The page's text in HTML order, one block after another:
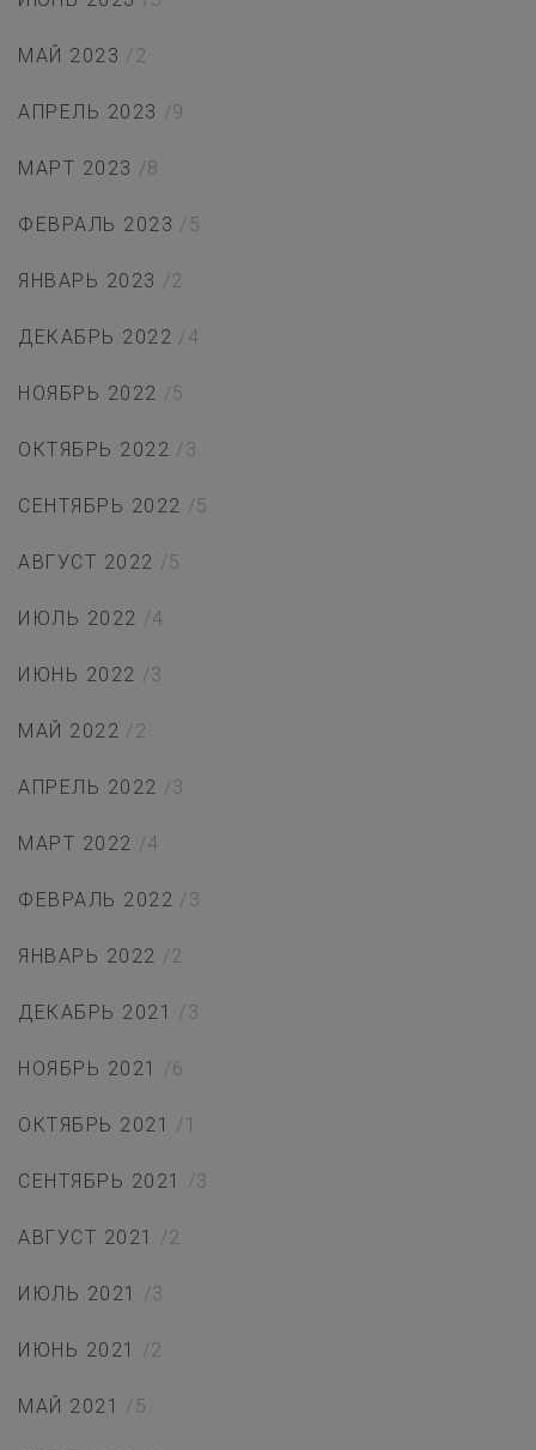
МАЙ 2023 /2
АПРЕЛЬ 2023 /9
МАРТ 2023 /8
ФЕВРАЛЬ 2023 /5
ЯНВАРЬ 2023 /2
ДЕКАБРЬ 2022 /4
НОЯБРЬ 2022 /5
ОКТЯБРЬ 2022 /3
СЕНТЯБРЬ 2022 /5
АВГУСТ 2022 /5
ИЮЛЬ 2022 /4
ИЮНЬ 2022 /3
МАЙ 2022 /2
АПРЕЛЬ 2022 /3
МАРТ 2022 /4
ФЕВРАЛЬ 2022 /3
ЯНВАРЬ 2022 /2
ДЕКАБРЬ 2021 /3
НОЯБРЬ 2021 /6
ОКТЯБРЬ 2021 /1
СЕНТЯБРЬ 2021 /3
АВГУСТ 2021 /2
ИЮЛЬ 2021 /3
ИЮНЬ 2021 /2
МАЙ 2021 /5